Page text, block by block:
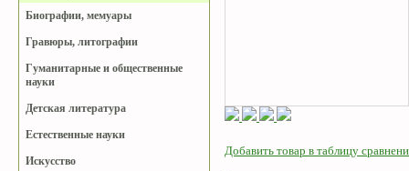
Биографии, мемуары
Гравюры, литографии
Гуманитарные и общественные
науки
Детская литература
Естественные науки
Искусство
Добавить товар в таблицу